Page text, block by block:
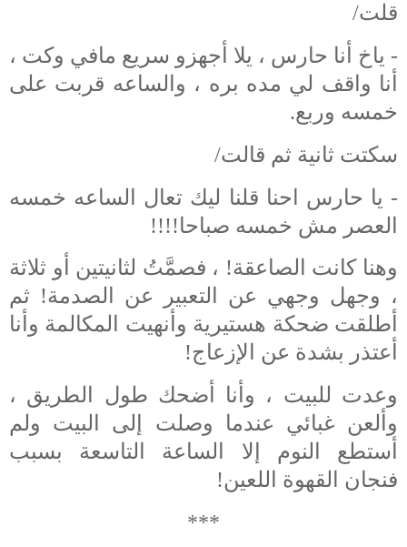
قلت/
- ياخ أنا حارس ، يلا أجهزو سريع مافي وكت ،
أنا واقف لي مده بره ، والساعه قربت على
خمسه وربع.
سكتت ثانية ثم قالت/
- يا حارس احنا قلنا ليك تعال الساعه خمسه
العصر مش خمسه صباحا!!!!
وهنا كانت الصاعقة! ، فصمَّتُ لثانيتين أو ثلاثة
، وجهل وجهي عن التعبير عن الصدمة! ثم
أطلقت ضحكة هستيرية وأنهيت المكالمة وأنا
أعتذر بشدة عن الإزعاج!
وعدت للبيت ، وأنا أضحك طول الطريق ،
وألعن غبائي عندما وصلت إلى البيت ولم
أستطع النوم إلا الساعة التاسعة بسبب
فنجان القهوة اللعين!
***